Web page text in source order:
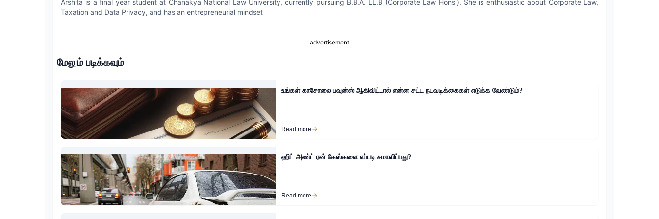
Arshita is a final year student at Chanakya National Law University, currently pursuing B.B.A. LL.B (Corporate Law Hons.). She is enthusiastic about Corporate Law,
Taxation and Data Privacy, and has an entrepreneurial mindset
advertisement
மேலும் படிக்கவும்
உங்கள் காசோலை பவுன்ஸ் ஆகிவிட்டால் என்ன சட்ட நடவடிக்கைகள் எடுக்க வேண்டும்?
Read more
ஹிட் அண்ட் ரன் கேஸ்களை எப்படி சமாளிப்பது?
Read more